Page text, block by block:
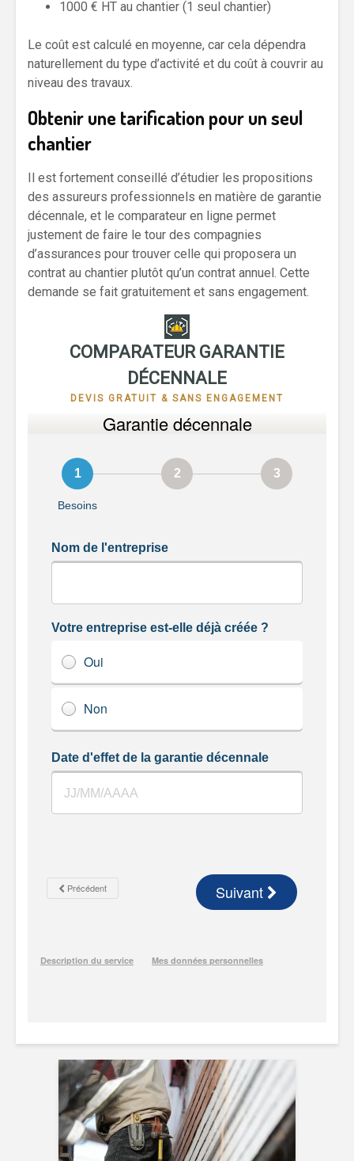
1000 € HT au chantier (1 seul chantier)
Le coût est calculé en moyenne, car cela dépendra
naturellement du type d’activité et du coût à couvrir au
niveau des travaux.
Obtenir une tarification pour un seul
chantier
Il est fortement conseillé d’étudier les propositions
des assureurs professionnels en matière de garantie
décennale, et le comparateur en ligne permet
justement de faire le tour des compagnies
d’assurances pour trouver celle qui proposera un
contrat au chantier plutôt qu’un contrat annuel. Cette
demande se fait gratuitement et sans engagement.
COMPARATEUR GARANTIE
DÉCENNALE
DEVIS GRATUIT & SANS ENGAGEMENT